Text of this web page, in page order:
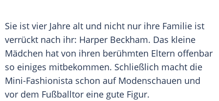
Sie ist vier Jahre alt und nicht nur ihre Familie ist
verrückt nach ihr: Harper Beckham. Das kleine
Mädchen hat von ihren berühmten Eltern offenbar
so einiges mitbekommen. Schließlich macht die
Mini-Fashionista schon auf Modenschauen und
vor dem Fußballtor eine gute Figur.